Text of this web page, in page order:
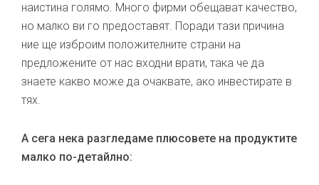
наистина голямо. Много фирми обещават качество,
но малко ви го предоставят. Поради тази причина
ние ще изброим положителните страни на
предложените от нас входни врати, така че да
знаете какво може да очаквате, ако инвестирате в
тях.
А сега нека разгледаме плюсовете на продуктите
малко по-детайлно: